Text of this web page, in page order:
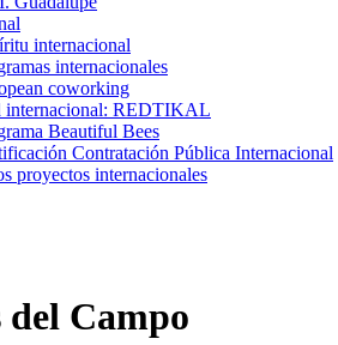
internacional
internacionales
coworking
internacional: REDTIKAL
Beautiful Bees
Contratación Pública Internacional
proyectos internacionales
Campo